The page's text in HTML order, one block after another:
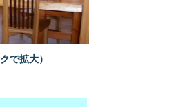
で拡大）